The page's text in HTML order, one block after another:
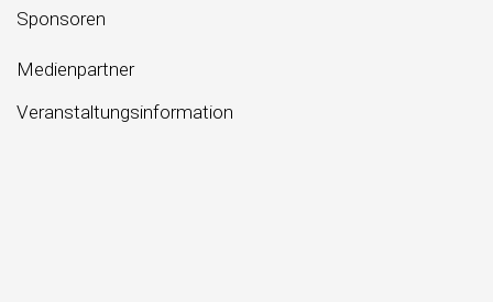
Sponsoren
Medienpartner
Veranstaltungsinformation